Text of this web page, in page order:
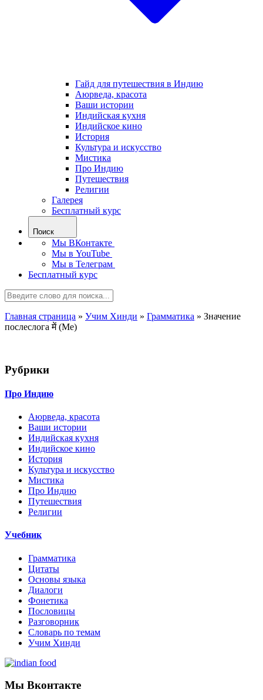
Гайд для путешествия в Индию
Аюрведа, красота
Ваши истории
Индийская кухня
Индийское кино
История
Культура и искусство
Мистика
Про Индию
Путешествия
Религии
Галерея
Бесплатный курс
Поиск
Мы ВКонтакте
Мы в YouTube
Мы в Телеграм
Бесплатный курс
Главная страница » Учим Хинди » Грамматика » Значение
послеслога में (Me)
Рубрики
Про Индию
Аюрведа, красота
Ваши истории
Индийская кухня
Индийское кино
История
Культура и искусство
Мистика
Про Индию
Путешествия
Религии
Учебник
Грамматика
Цитаты
Основы языка
Диалоги
Фонетика
Пословицы
Разговорник
Словарь по темам
Учим Хинди
Мы Вконтакте